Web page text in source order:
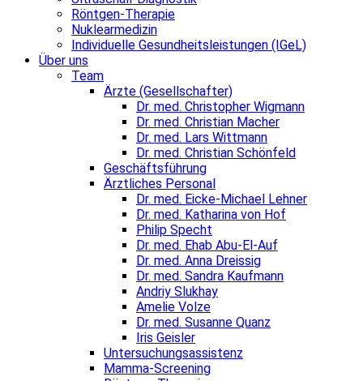
Röntgen-Therapie
Nuklearmedizin
Individuelle Gesundheitsleistungen (IGeL)
Über uns
Team
Ärzte (Gesellschafter)
Dr. med. Christopher Wigmann
Dr. med. Christian Macher
Dr. med. Lars Wittmann
Dr. med. Christian Schönfeld
Geschäftsführung
Ärztliches Personal
Dr. med. Eicke-Michael Lehner
Dr. med. Katharina von Hof
Philip Specht
Dr. med. Ehab Abu-El-Auf
Dr. med. Anna Dreissig
Dr. med. Sandra Kaufmann
Andriy Slukhay
Amelie Volze
Dr. med. Susanne Quanz
Iris Geisler
Untersuchungsassistenz
Mamma-Screening